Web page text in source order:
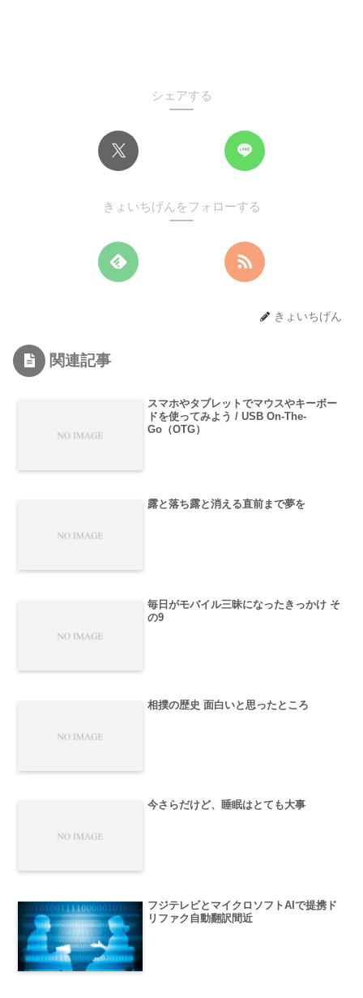
シェアする
きょいちげんをフォローする
きょいちげん
関連記事
スマホやタブレットでマウスやキーボー
ドを使ってみよう / USB On-The-
Go（OTG）
露と落ち露と消える直前まで夢を
毎日がモバイル三昧になったきっかけ そ
の9
相撲の歴史 面白いと思ったところ
今さらだけど、睡眠はとても大事
フジテレビとマイクロソフトAIで提携ド
リファク自動翻訳間近